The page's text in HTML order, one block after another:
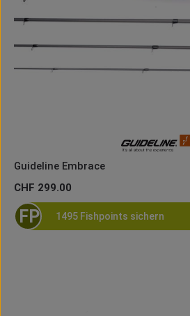
Guideline Embrace
Regulärer Preis:
CHF 299.00
FP 1495 Fishpoints sichern